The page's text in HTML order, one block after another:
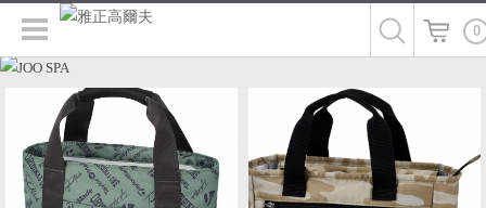
0